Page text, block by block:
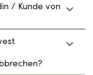
/ Kunde von